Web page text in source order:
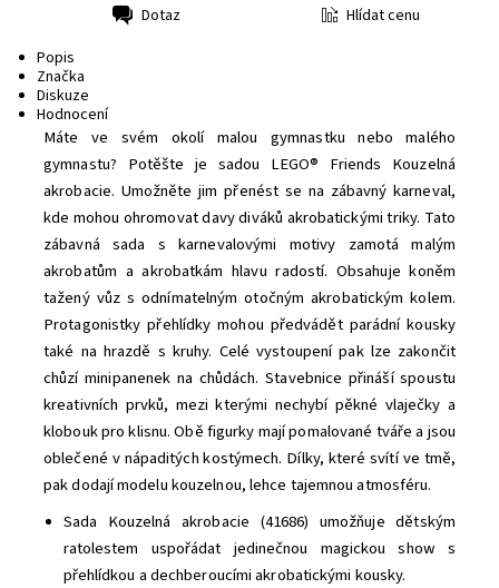
Dotaz
Hlídat cenu
Popis
Značka
Diskuze
Hodnocení
Máte ve svém okolí malou gymnastku nebo malého
gymnastu? Potěšte je sadou LEGO® Friends Kouzelná
akrobacie. Umožněte jim přenést se na zábavný karneval,
kde mohou ohromovat davy diváků akrobatickými triky. Tato
zábavná sada s karnevalovými motivy zamotá malým
akrobatům a akrobatkám hlavu radostí. Obsahuje koněm
tažený vůz s odnímatelným otočným akrobatickým kolem.
Protagonistky přehlídky mohou předvádět parádní kousky
také na hrazdě s kruhy. Celé vystoupení pak lze zakončit
chůzí minipanenek na chůdách. Stavebnice přináší spoustu
kreativních prvků, mezi kterými nechybí pěkné vlaječky a
klobouk pro klisnu. Obě figurky mají pomalované tváře a jsou
oblečené v nápaditých kostýmech. Dílky, které svítí ve tmě,
pak dodají modelu kouzelnou, lehce tajemnou atmosféru.
Sada Kouzelná akrobacie (41686) umožňuje dětským
ratolestem uspořádat jedinečnou magickou show s
přehlídkou a dechberoucími akrobatickými kousky.